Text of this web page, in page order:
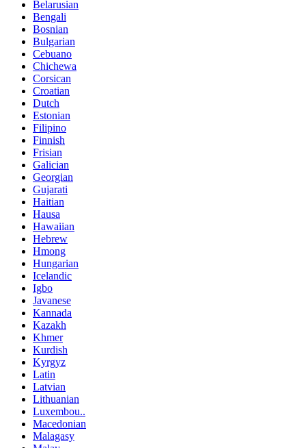
Belarusian
Bengali
Bosnian
Bulgarian
Cebuano
Chichewa
Corsican
Croatian
Dutch
Estonian
Filipino
Finnish
Frisian
Galician
Georgian
Gujarati
Haitian
Hausa
Hawaiian
Hebrew
Hmong
Hungarian
Icelandic
Igbo
Javanese
Kannada
Kazakh
Khmer
Kurdish
Kyrgyz
Latin
Latvian
Lithuanian
Luxembou..
Macedonian
Malagasy